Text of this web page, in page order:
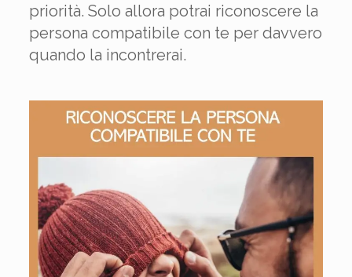
priorità. Solo allora potrai riconoscere la
persona compatibile con te per davvero
quando la incontrerai.